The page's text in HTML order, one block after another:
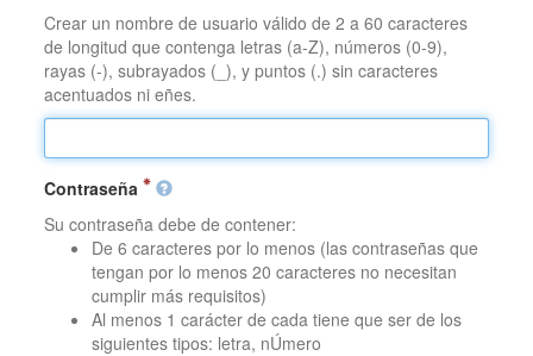
Crear un nombre de usuario válido de 2 a 60 caracteres
de longitud que contenga letras (a-Z), números (0-9),
rayas (-), subrayados (_), y puntos (.) sin caracteres
acentuados ni eñes.
Contraseña
Su contraseña debe de contener:
De 6 caracteres por lo menos (las contraseñas que
tengan por lo menos 20 caracteres no necesitan
cumplir más requisitos)
Al menos 1 carácter de cada tiene que ser de los
siguientes tipos: letra, nÚmero